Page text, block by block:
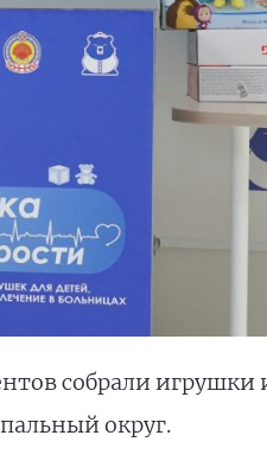
собрали игрушки
округ.